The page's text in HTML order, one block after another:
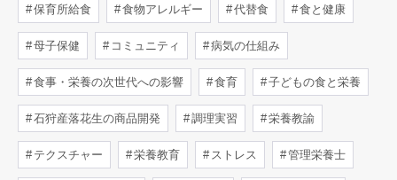
保育所給食 食物アレルギー 代替食 食と健康
母子保健 コミュニティ 病気の仕組み
食事・栄養の次世代への影響 食育 子どもの食と栄養
石狩産落花生の商品開発 調理実習 栄養教諭
テクスチャー 栄養教育 ストレス 管理栄養士